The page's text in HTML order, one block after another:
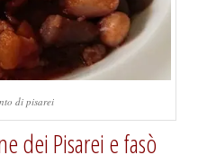
di pisarei
dei Pisarei e fasò